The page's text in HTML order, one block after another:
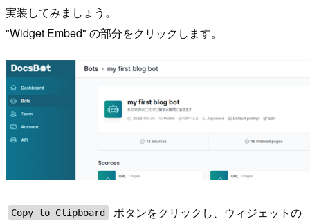
実装してみましょう。
"Widget Embed" の部分をクリックします。
Copy to Clipboard
ボタンをクリックし、ウィジェットの